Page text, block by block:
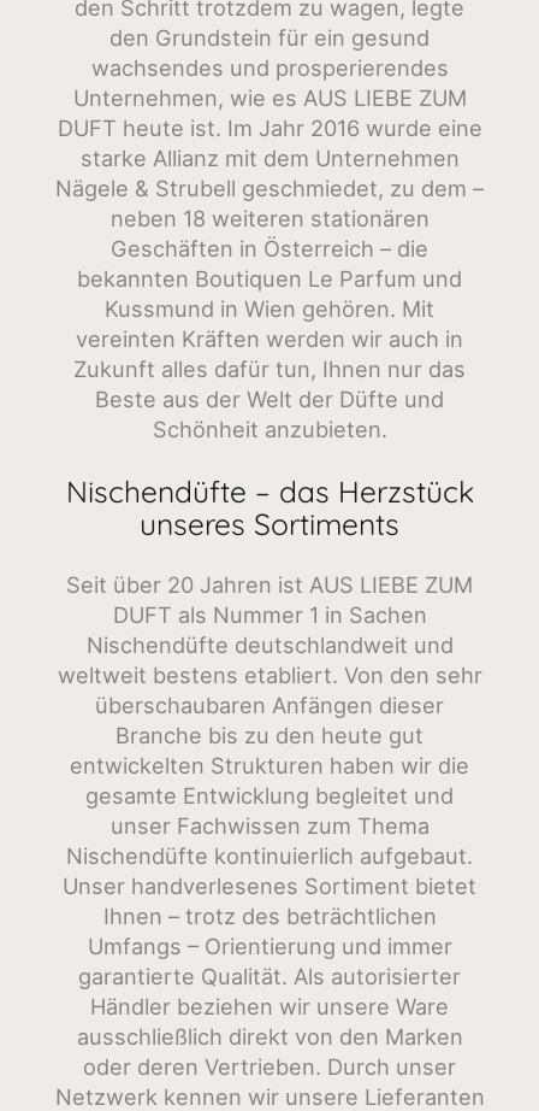
den Schritt trotzdem zu wagen, legte
den Grundstein für ein gesund
wachsendes und prosperierendes
Unternehmen, wie es AUS LIEBE ZUM
DUFT heute ist. Im Jahr 2016 wurde eine
starke Allianz mit dem Unternehmen
Nägele & Strubell geschmiedet, zu dem –
neben 18 weiteren stationären
Geschäften in Österreich – die
bekannten Boutiquen Le Parfum und
Kussmund in Wien gehören. Mit
vereinten Kräften werden wir auch in
Zukunft alles dafür tun, Ihnen nur das
Beste aus der Welt der Düfte und
Schönheit anzubieten.
Nischendüfte – das Herzstück
unseres Sortiments
Seit über 20 Jahren ist AUS LIEBE ZUM
DUFT als Nummer 1 in Sachen
Nischendüfte deutschlandweit und
weltweit bestens etabliert. Von den sehr
überschaubaren Anfängen dieser
Branche bis zu den heute gut
entwickelten Strukturen haben wir die
gesamte Entwicklung begleitet und
unser Fachwissen zum Thema
Nischendüfte kontinuierlich aufgebaut.
Unser handverlesenes Sortiment bietet
Ihnen – trotz des beträchtlichen
Umfangs – Orientierung und immer
garantierte Qualität. Als autorisierter
Händler beziehen wir unsere Ware
ausschließlich direkt von den Marken
oder deren Vertrieben. Durch unser
Netzwerk kennen wir unsere Lieferanten